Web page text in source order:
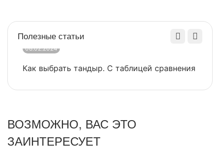
Полезные статьи
08.02.2024
Как выбрать тандыр. С таблицей сравнения
ВОЗМОЖНО, ВАС ЭТО
ЗАИНТЕРЕСУЕТ